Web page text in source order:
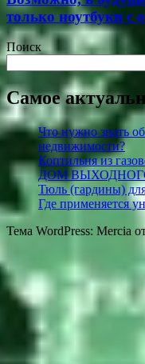
только ноутбуки с
Поиск
Самое
Что нужно знать
недвижимости?
Коптильня из
ДОМ
Тюль (гардины)
Где применяется
Тема WordPress: Mercia